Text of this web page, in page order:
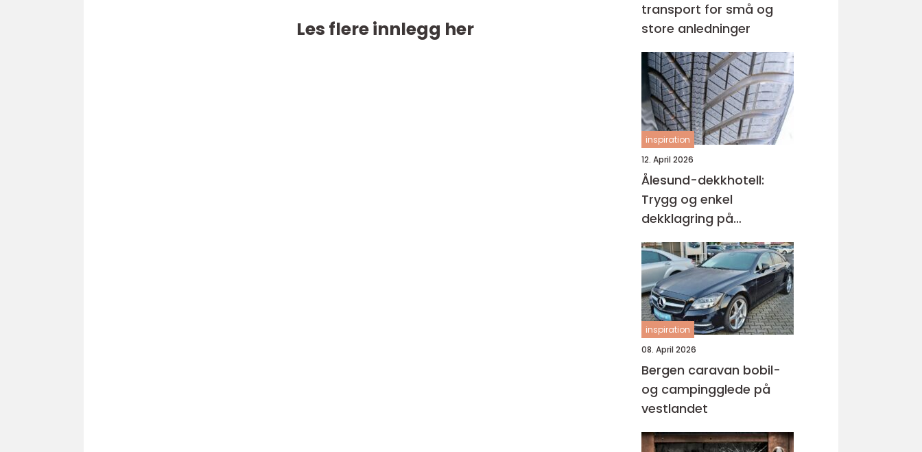
Les flere innlegg her
transport for små og
store anledninger
inspiration
12. April 2026
Ålesund-dekkhotell:
Trygg og enkel
dekklagring på
Sunnmøre
inspiration
08. April 2026
Bergen caravan bobil-
og campingglede på
vestlandet